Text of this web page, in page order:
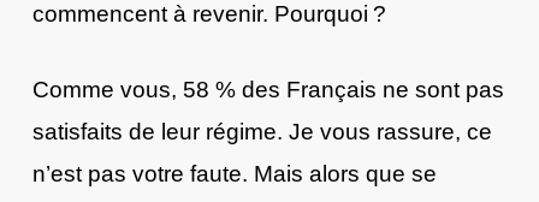
commencent à revenir. Pourquoi ?
Comme vous, 58 % des Français ne sont pas
satisfaits de leur régime. Je vous rassure, ce
n’est pas votre faute. Mais alors que se